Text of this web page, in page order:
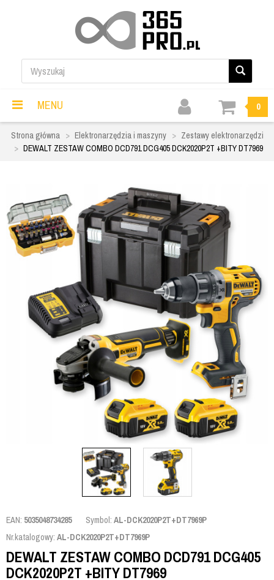
MENU 0
Strona główna Elektronarzędzia i maszyny
Zestawy elektronarzędzi
DEWALT ZESTAW COMBO DCD791 DCG405 DCK2020P2T +BITY DT7969
EAN: 5035048734285 Symbol: AL-DCK2020P2T+DT7969P
Nr.katalogowy: AL-DCK2020P2T+DT7969P
DEWALT ZESTAW COMBO DCD791 DCG405
DCK2020P2T +BITY DT7969